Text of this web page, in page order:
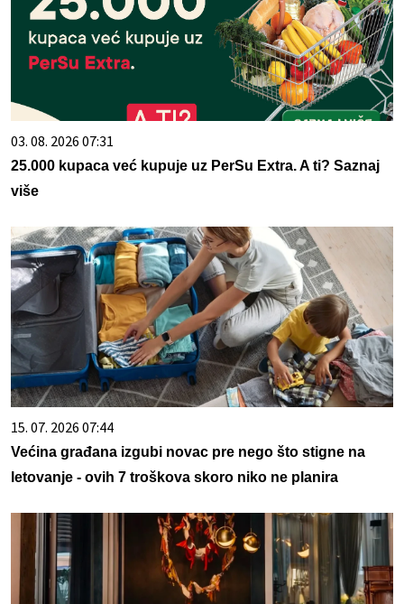
03. 08. 2026 07:31
25.000 kupaca već kupuje uz PerSu Extra. A ti? Saznaj
više
15. 07. 2026 07:44
Većina građana izgubi novac pre nego što stigne na
letovanje - ovih 7 troškova skoro niko ne planira